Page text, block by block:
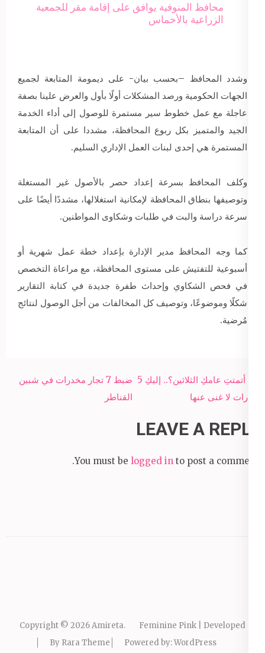
محافظ المنوفية يوافق على إقامة مقر للجمعية
الزراعية بالأخماس
وشدد المحافظ –بحسب بيان- على ديمومة المتابعة لجميع
الجهات الحكومية ورصد المشكلات أولًا بأول والعرض علينا بصفة
عاجلة مع عمل خطوط سير مستمرة للوصول إلى أداء الخدمة
الجيد والمتميز بكل ربوع المحافظة، مشددا على أن المتابعة
المستمرة هي إحدى لبنات العمل الإداري السليم.
وكلف المحافظ بسرعة إعداد حصر بالأصول غير المستغلة
وتوصيفها بنطاق المحافظة لإمكانية استغلالها، مشددًا أيضًا على
سرعة دراسة والبت في طلبات وشكاوى المواطنين.
كما وجه المحافظ مدير الإدارة بإعداد خطة عمل شهرية أو
أسبوعية للتفتيش على مستوى المحافظة، مع مراعاة التخصص
في فحص الشكاوي وإحداث طفرة جديدة في كتابة التقارير
شكلًا وموضوعًا، وتوصيف كل المخالفات من أجل الوصول لنتائج
مُرضية.
Post
navigation
ضبط 7 تجار مخدرات في شبين
القناطر
هل أتمتتِ عامكِ الثلاثين؟.. إليكِ 5
قرارات لا غنى عنها
LEAVE A REPLY
You must be logged in to post a comment.
Copyright © 2026Amireta.
Feminine Pink | Developed
By Rara Theme Powered by:WordPress